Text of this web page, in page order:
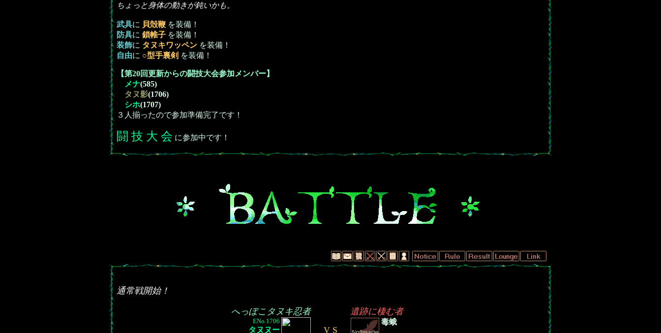
ちょっと身体の動きが鈍いかも。
武具に 貝殻鞭 を装備！
防具に 鎖帷子 を装備！
装飾に タヌキワッペン を装備！
自由に ○型手裏剣 を装備！
【第20回更新からの闘技大会参加メンバー】
メナ(585)
タヌ影(1706)
シホ(1707)
３人揃ったので参加準備完了です！
闘 技 大 会 に参加中です！
通常戦開始！
へっぽこタヌキ忍者
ENo.1706
タヌヌー V S
遺跡に棲む者
毒蛾